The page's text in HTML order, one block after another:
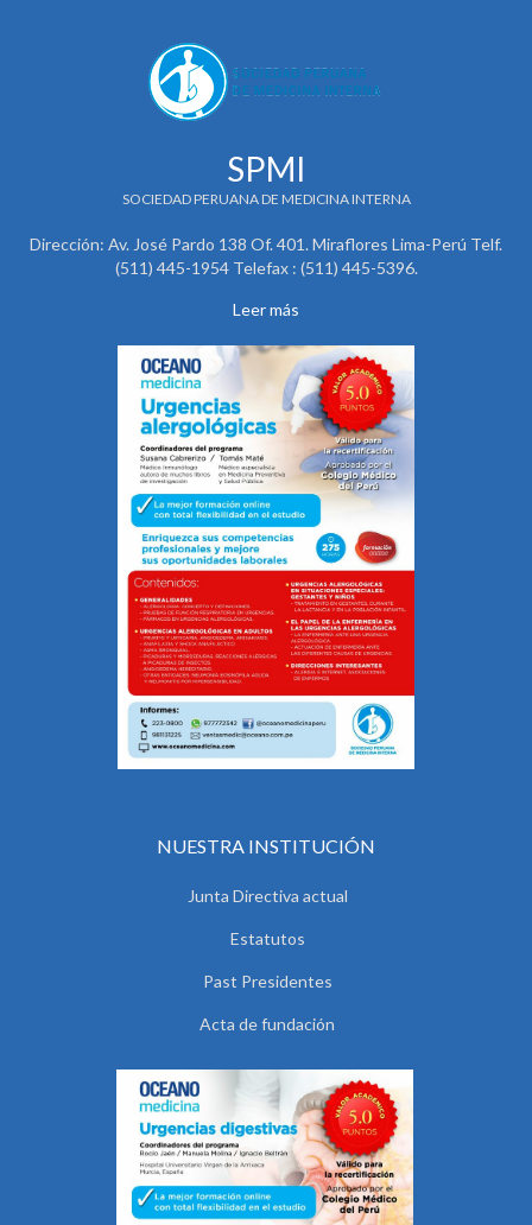
SPMI
SOCIEDAD PERUANA DE MEDICINA INTERNA
Dirección: Av. José Pardo 138 Of. 401. Miraflores Lima-Perú Telf.
(511) 445-1954 Telefax : (511) 445-5396.
Leer más
NUESTRA INSTITUCIÓN
Junta Directiva actual
Estatutos
Past Presidentes
Acta de fundación